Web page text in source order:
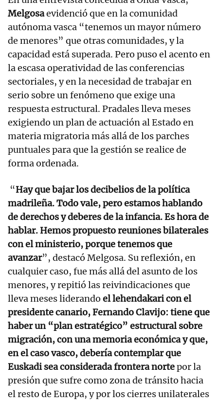
Melgosaevidenció que en la comunidad
autónoma vasca “tenemos un mayor número
de menores” que otras comunidades, y la
capacidad está superada. Pero puso el acento en
la escasa operatividad de las conferencias
sectoriales, y en la necesidad de trabajar en
serio sobre un fenómeno que exige una
respuesta estructural. Pradales lleva meses
exigiendo un plan de actuación al Estado en
materia migratoria más allá de los parches
puntuales para que la gestión se realice de
forma ordenada.
“Hay que bajar los decibelios de la política
madrileña. Todo vale, pero estamos hablando
de derechos y deberes de la infancia. Es hora de
hablar. Hemos propuesto reuniones bilaterales
con el ministerio, porque tenemos que
avanzar”, destacó Melgosa. Su reflexión, en
cualquier caso, fue más allá del asunto de los
menores, y repitió las reivindicaciones que
lleva meses liderando el lehendakari con el
presidente canario, Fernando Clavijo: tiene que
haber un “plan estratégico” estructural sobre
migración, con una memoria económica y que,
en el caso vasco, debería contemplar que
Euskadi sea considerada frontera nortepor la
presión que sufre como zona de tránsito hacia
el resto de Europa, y por los cierres unilaterales